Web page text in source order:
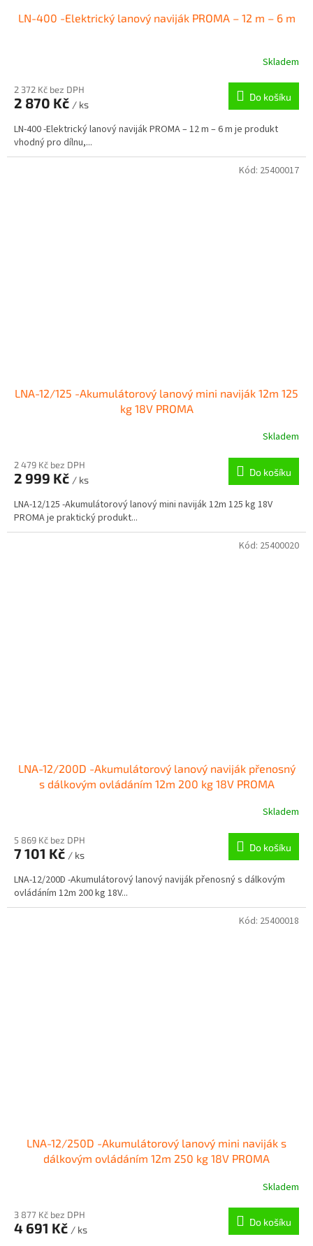
LN-400 -Elektrický lanový naviják PROMA – 12 m – 6 m
Skladem
2 372 Kč bez DPH
2 870 Kč / ks
Do košíku
LN-400 -Elektrický lanový naviják PROMA – 12 m – 6 m je produkt
vhodný pro dílnu,...
LNA-12/125 -Akumulátorový lanový mini naviják 12m 125
kg 18V PROMA
Skladem
2 479 Kč bez DPH
2 999 Kč / ks
Do košíku
LNA-12/125 -Akumulátorový lanový mini naviják 12m 125 kg 18V
PROMA je praktický produkt...
Kód: 25400017
LNA-12/200D -Akumulátorový lanový naviják přenosný
s dálkovým ovládáním 12m 200 kg 18V PROMA
Skladem
5 869 Kč bez DPH
7 101 Kč / ks
Do košíku
LNA-12/200D -Akumulátorový lanový naviják přenosný s dálkovým
ovládáním 12m 200 kg 18V...
Kód: 25400020
LNA-12/250D -Akumulátorový lanový mini naviják s
dálkovým ovládáním 12m 250 kg 18V PROMA
Skladem
3 877 Kč bez DPH
4 691 Kč / ks
Do košíku
Kód: 25400018